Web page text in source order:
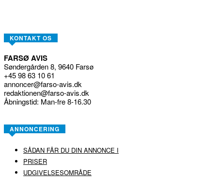
KONTAKT OS
FARSØ AVIS
Søndergården 8, 9640 Farsø
+45 98 63 10 61
annoncer@farso-avis.dk
redaktionen@farso-avis.dk
Åbningstid: Man-fre 8-16.30
ANNONCERING
SÅDAN FÅR DU DIN ANNONCE I
PRISER
UDGIVELSESOMRÅDE